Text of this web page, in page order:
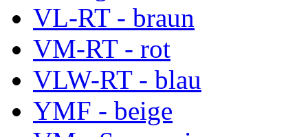
VL-RT - braun
VM-RT - rot
VLW-RT - blau
YMF - beige